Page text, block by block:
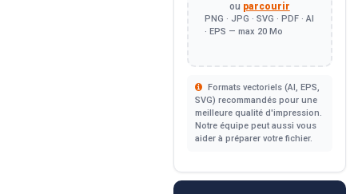
ou parcourir
PNG · JPG · SVG · PDF · AI
· EPS — max 20 Mo
Formats vectoriels (AI, EPS,
SVG) recommandés pour une
meilleure qualité d'impression.
Notre équipe peut aussi vous
aider à préparer votre fichier.